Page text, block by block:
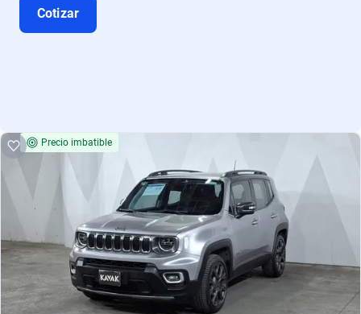
Cotizar
Precio imbatible